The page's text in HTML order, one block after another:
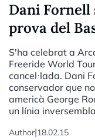
Dani Fornell
prova del
S'ha celebrat a
Freeride World
cancel·lada. Dani
conservador que
americà George
un línia
Author|18.02.15